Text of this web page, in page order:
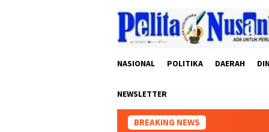
NASIONAL POLITIKA DAERAH
NEWSLETTER
BREAKING NEWS Hibah,